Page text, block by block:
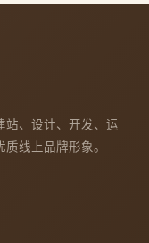
站、设计、开发、运
线上品牌形象。